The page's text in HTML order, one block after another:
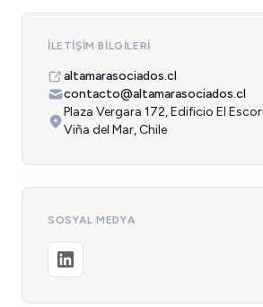
İLETIŞIM BILGILERI
altamarasociados.cl
contacto@altamarasociados.cl
Plaza Vergara 172, Edificio El
Viña del Mar, Chile
SOSYAL MEDYA